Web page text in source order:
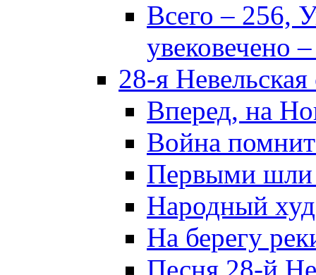
Всего – 256,
увековечено
28-я Невельская
Вперед, на
Война
Первыми шли
Народный
На берегу
Песня 28-й